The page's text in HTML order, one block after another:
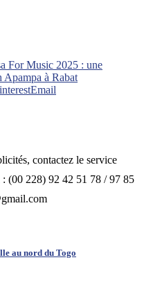
For Music 2025 : une
Apampa à Rabat
Email
contactez le service
(00 228) 92 42 51 78 / 97 85
au nord du Togo